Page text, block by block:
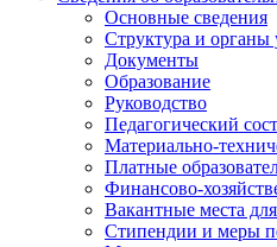
Основные сведения
Структура и органы
Документы
Образование
Руководство
Педагогический
Материально-
Платные
Финансово-
Вакантные места
Стипендии и меры